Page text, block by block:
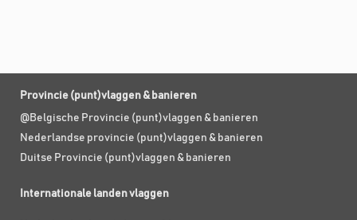
Provincie (punt)vlaggen & banieren
@Belgische Provincie (punt)vlaggen & banieren
Nederlandse provincie (punt)vlaggen & banieren
Duitse Provincie (punt)vlaggen & banieren
Internationale landen vlaggen